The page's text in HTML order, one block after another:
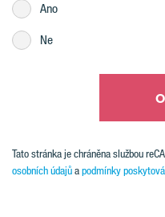
Ano
Ne
Tato stránka je chráněna službou
osobních údajůapodmínky